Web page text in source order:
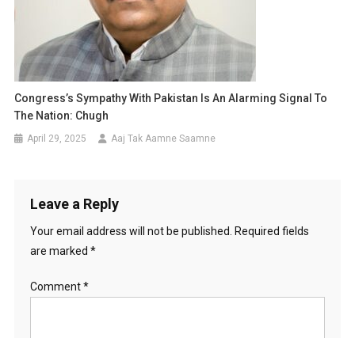
Congress’s Sympathy With Pakistan Is An Alarming Signal To
The Nation: Chugh
April 29, 2025 Aaj Tak Aamne Saamne
Leave a Reply
Your email address will not be published.
Required fields
are marked *
Comment*